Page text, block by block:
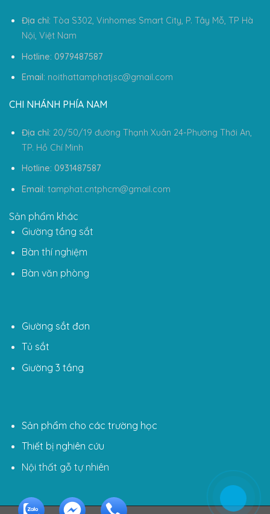
Địa chỉ: Tòa S302, Vinhomes Smart City, P. Tây Mỗ, TP Hà
Nội, Việt Nam
Hotline: 0979487587
Email: noithattamphatjsc@gmail.com
CHI NHÁNH PHÍA NAM
Địa chỉ: 20/50/19 đường Thạnh Xuân 24-Phường Thới An,
TP. Hồ Chí Minh
Hotline: 0931487587
Email: tamphat.cntphcm@gmail.com
Sản phẩm khác
Giường tầng sắt
Bàn thí nghiệm
Bàn văn phòng
Giường sắt đơn
Tủ sắt
Giường 3 tầng
Sản phẩm cho các trường học
Thiết bị nghiên cứu
Nội thất gỗ tự nhiên